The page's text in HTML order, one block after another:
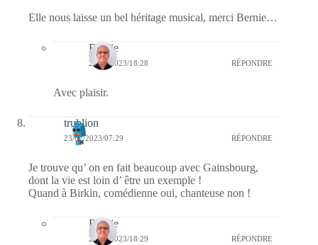
Elle nous laisse un bel héritage musical, merci Bernie…
Bernie
23/07/2023/18:28 RÉPONDRE
Avec plaisir.
trublion
23/07/2023/07:29 RÉPONDRE
Je trouve qu’ on en fait beaucoup avec Gainsbourg,
dont la vie est loin d’ être un exemple !
Quand à Birkin, comédienne oui, chanteuse non !
Bernie
23/07/2023/18:29 RÉPONDRE